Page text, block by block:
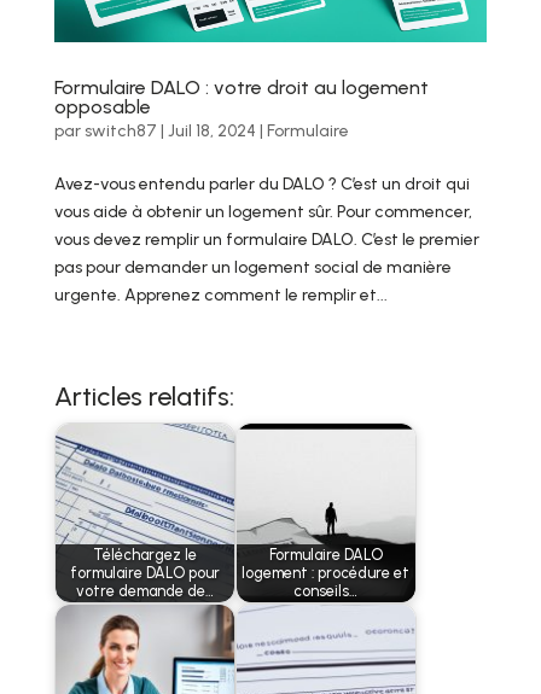
Formulaire DALO : votre droit au logement
opposable
par switch87 | Juil 18, 2024 | Formulaire
Avez-vous entendu parler du DALO ? C’est un droit qui
vous aide à obtenir un logement sûr. Pour commencer,
vous devez remplir un formulaire DALO. C’est le premier
pas pour demander un logement social de manière
urgente. Apprenez comment le remplir et...
Articles relatifs:
Téléchargez le
formulaire DALO pour
votre demande de…
Formulaire DALO
logement : procédure et
conseils…